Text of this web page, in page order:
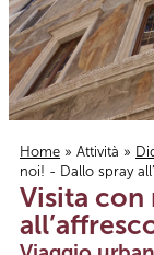
Tu sei qui
Home » Attività »
noi! - Dallo spray
Visita con